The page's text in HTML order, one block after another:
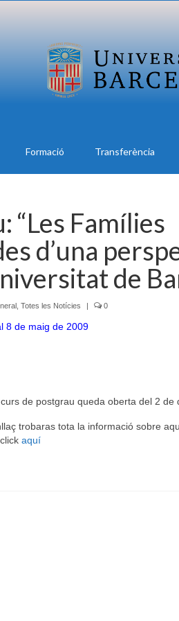
Formació Transferència
“Les Famílies
d’una
de
Totes les Notícies | 0
8 de maig de 2009
de postgrau queda oberta del 2
trobaras tota la informació sobre
aquí